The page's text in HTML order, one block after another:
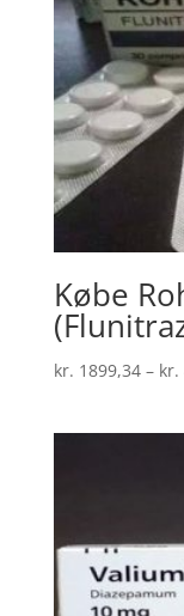
Købe
kr. 1899,34 – kr.